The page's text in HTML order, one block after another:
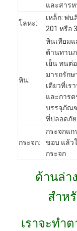
หน้าแรก
สินค้า
VR Show
เกี่ยวกับเรา
การควบคุมคุณ
และสาร
โลหะ:
เหล็ก: พ่
201 หรือ
หิน:
หินเทียม
ต้านทาน
เย็น ทนต่
มารถรัก
เดียวที่เ
และการต
บรรจุภัณ
ที่ปลอดภั
กระจก:
กระจกแก
ขอบ แล้ว
กระจก
ด้านล่า
สำห
เราจะทำ